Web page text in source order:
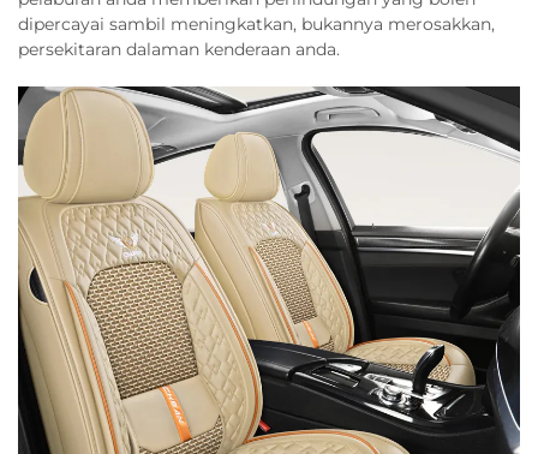
dipercayai sambil meningkatkan, bukannya merosakkan,
persekitaran dalaman kenderaan anda.